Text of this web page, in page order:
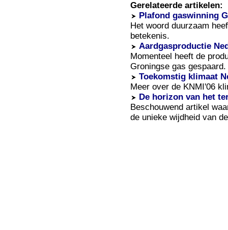
Gerelateerde artikelen:
Plafond gaswinning
Het woord duurzaam
betekenis.
Aardgasproductie
Momenteel heeft de
Groningse gas
Toekomstig klimaat
Meer over de KNMI'06
De horizon van het
Beschouwend artikel
de unieke wijdheid van